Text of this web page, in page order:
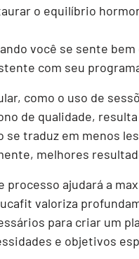
o equilíbrio
você se sente
com seu
como o uso de
de qualidade,
traduz em menos
melhores
ajudará a
valoriza
para criar um
e objetivos